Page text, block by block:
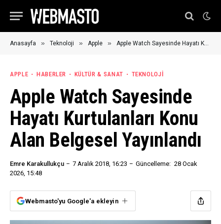
Anasayfa » Teknoloji » Apple » Apple Watch Sayesinde Hayatı Kurtulanları Konu Alan Belgesel Yayınlandı
APPLE HABERLER KÜLTÜR & SANAT TEKNOLOJI
Apple Watch Sayesinde
Hayatı Kurtulanları Konu
Alan Belgesel Yayınlandı
Emre Karakullukçu 7 Aralık 2018, 16:23 Güncelleme: 28 Ocak
2026, 15:48
Webmasto'yu Google'a ekleyin